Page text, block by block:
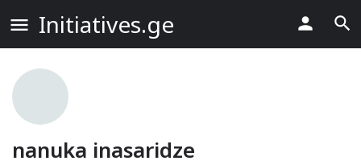
Initiatives.ge
nanuka inasaridze